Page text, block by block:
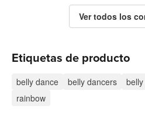
Ver todos los
Etiquetas de producto
belly dance belly dancers
rainbow